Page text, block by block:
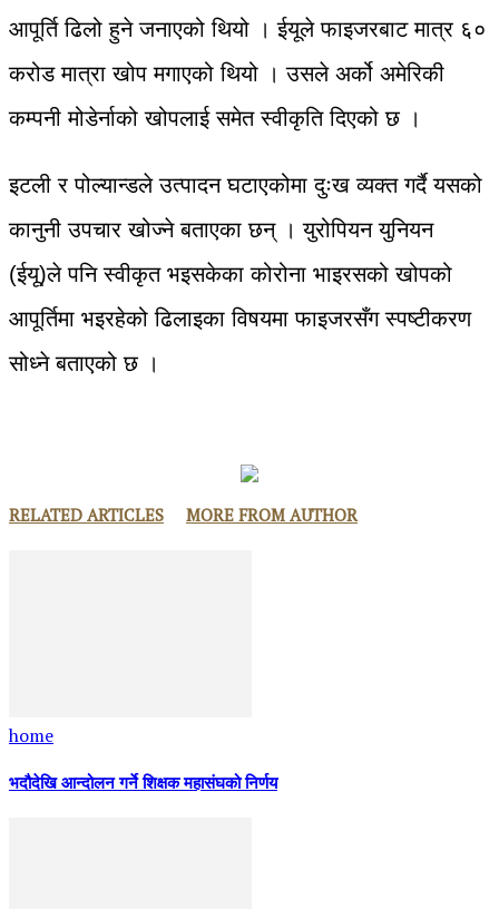
आपूर्ति ढिलो हुने जनाएको थियो । ईयूले फाइजरबाट मात्र ६०
करोड मात्रा खोप मगाएको थियो । उसले अर्को अमेरिकी
कम्पनी मोडेर्नाको खोपलाई समेत स्वीकृति दिएको छ ।
इटली र पोल्यान्डले उत्पादन घटाएकोमा दुःख व्यक्त गर्दै यसको
कानुनी उपचार खोज्ने बताएका छन् । युरोपियन युनियन
(ईयू)ले पनि स्वीकृत भइसकेका कोरोना भाइरसको खोपको
आपूर्तिमा भइरहेको ढिलाइका विषयमा फाइजरसँग स्पष्टीकरण
सोध्ने बताएको छ ।
RELATED ARTICLES MORE FROM AUTHOR
home
भदौदेखि आन्दोलन गर्ने शिक्षक महासंघको निर्णय